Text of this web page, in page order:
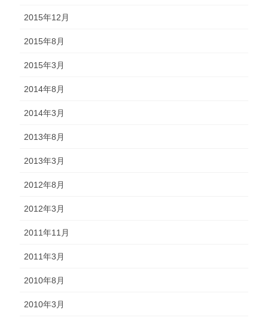
2015年12月
2015年8月
2015年3月
2014年8月
2014年3月
2013年8月
2013年3月
2012年8月
2012年3月
2011年11月
2011年3月
2010年8月
2010年3月